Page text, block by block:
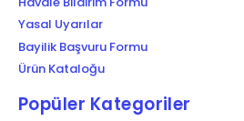
Yasal Uyarılar
Bayilik Başvuru Formu
Ürün Kataloğu
Popüler Kategoriler